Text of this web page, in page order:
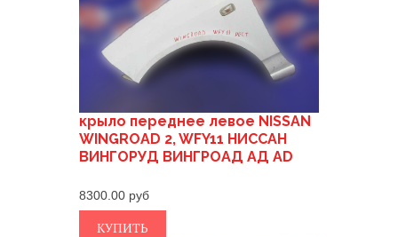
крыло переднее левое NISSAN
WINGROAD 2, WFY11 НИССАН
ВИНГОРУД ВИНГРОАД АД AD
8300.00
КУПИТЬ